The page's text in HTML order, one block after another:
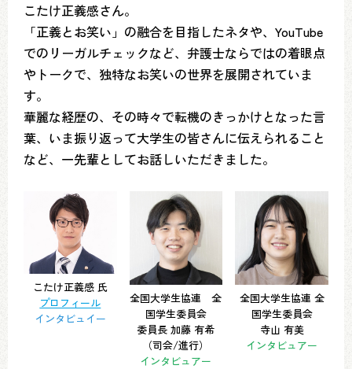
こたけ正義感さん。
「正義とお笑い」の融合を目指したネタや、YouTube
でのリーガルチェックなど、弁護士ならではの着眼点
やトークで、独特なお笑いの世界を展開されていま
す。
華麗な経歴の、その時々で転機のきっかけとなった言
葉、いま振り返って大学生の皆さんに伝えられること
など、一先輩としてお話しいただきました。
こたけ正義感 氏
プロフィール
インタビュイー
全国大学生協連 全
国学生委員会
委員長 加藤 有希
（司会/進行）
インタビュアー
全国大学生協連 全
国学生委員会
寺山 有美
インタビュアー